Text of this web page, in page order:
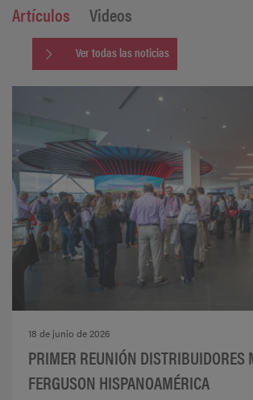
Artículos Videos
Ver todas las noticias
18 de junio de 2026
PRIMER REUNIÓN DISTRIBUIDORES
FERGUSON HISPANOAMÉRICA